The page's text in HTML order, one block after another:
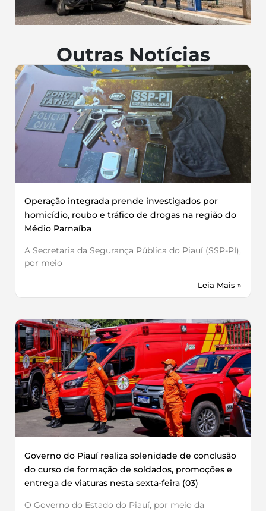
Outras Notícias
Operação integrada prende investigados por
homicídio, roubo e tráfico de drogas na região do
Médio Parnaíba
A Secretaria da Segurança Pública do Piauí (SSP-PI),
por meio
Leia Mais »
Governo do Piauí realiza solenidade de conclusão
do curso de formação de soldados, promoções e
entrega de viaturas nesta sexta-feira (03)
O Governo do Estado do Piauí, por meio da